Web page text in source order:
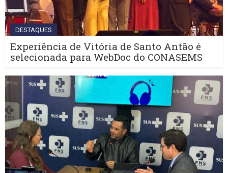
DESTAQUES
Experiência de Vitória de Santo Antão é
selecionada para WebDoc do CONASEMS